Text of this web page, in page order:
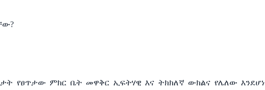
የፀጥታው ምክር ቤት መዋቅር ኢፍትሃዊ እና ትክክለኛ ውክልና የሌለው እንደሆነ